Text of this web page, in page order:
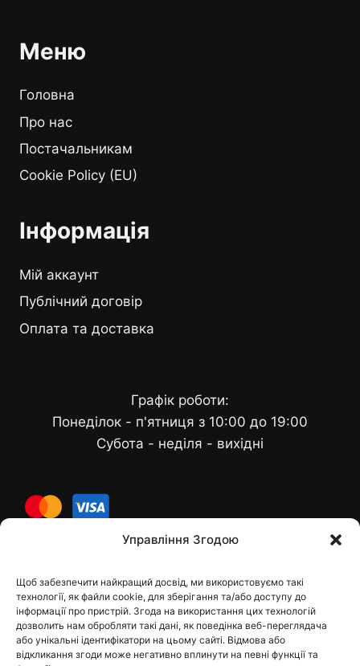
Управління Згодою
Щоб забезпечити найкращий досвід, ми використовуємо такі
технології, як файли cookie, для зберігання та/або доступу до
інформації про пристрій. Згода на використання цих технологій
дозволить нам обробляти такі дані, як поведінка веб-переглядача
або унікальні ідентифікатори на цьому сайті. Відмова або
відкликання згоди може негативно вплинути на певні функції та
Меню
Головна
Про нас
Постачальникам
Cookie Policy (EU)
Інформація
Мій аккаунт
Публічний договір
Оплата та доставка
Графік роботи:
Понеділок - п'ятниця з 10:00 до 19:00
Субота - неділя - вихідні
Контакти
dfbelements@gmail.com